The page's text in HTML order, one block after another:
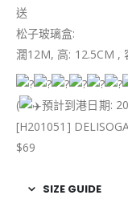
送
松子玻璃盒:
濶12M, 高: 12.5CM ,
( 預計到港日期:
[H201051]
$69
SIZE GUIDE